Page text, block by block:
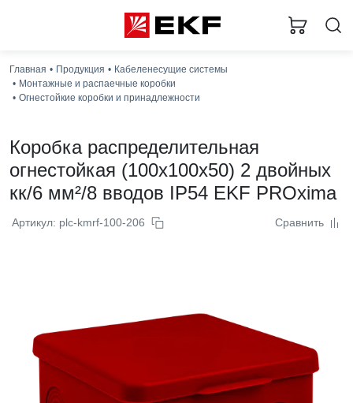
Главная Продукция
Кабеленесущие системы
Монтажные и распаечные коробки
Огнестойкие коробки и принадлежности
Коробка распределительная
огнестойкая (100x100x50) 2 двойных
кк/6 мм²/8 вводов IP54 EKF PROxima
Артикул: plc-kmrf-100-206 Сравнить